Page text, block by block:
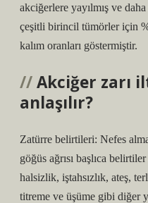
akciğerlere yayılmış ve
çeşitli birincil tümörler için
kalım oranları göstermiştir.
Akciğer zarı
anlaşılır?
Zatürre belirtileri: Nefes
göğüs ağrısı başlıca
halsizlik, iştahsızlık, ateş,
titreme ve üşüme gibi diğer